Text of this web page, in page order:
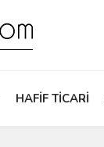
HAFİF TİCARİ